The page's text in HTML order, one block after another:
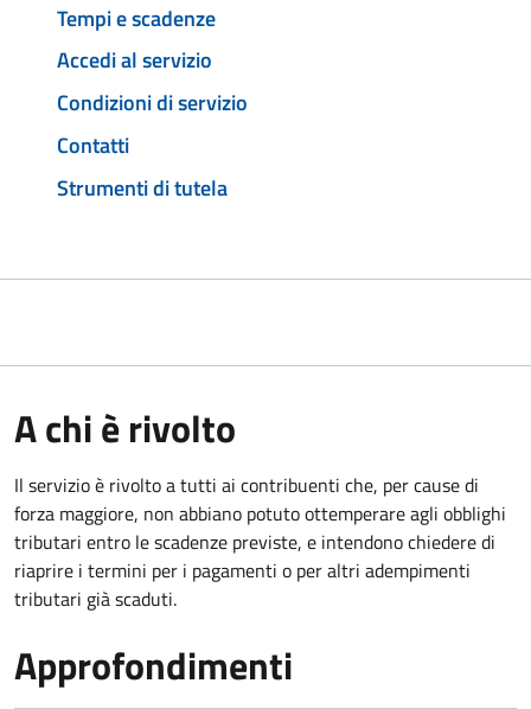
Tempi e scadenze
Accedi al servizio
Condizioni di servizio
Contatti
Strumenti di tutela
A chi è rivolto
Il servizio è rivolto a tutti ai contribuenti che, per cause di
forza maggiore, non abbiano potuto ottemperare agli obblighi
tributari entro le scadenze previste, e intendono chiedere di
riaprire i termini per i pagamenti o per altri adempimenti
tributari già scaduti.
Approfondimenti